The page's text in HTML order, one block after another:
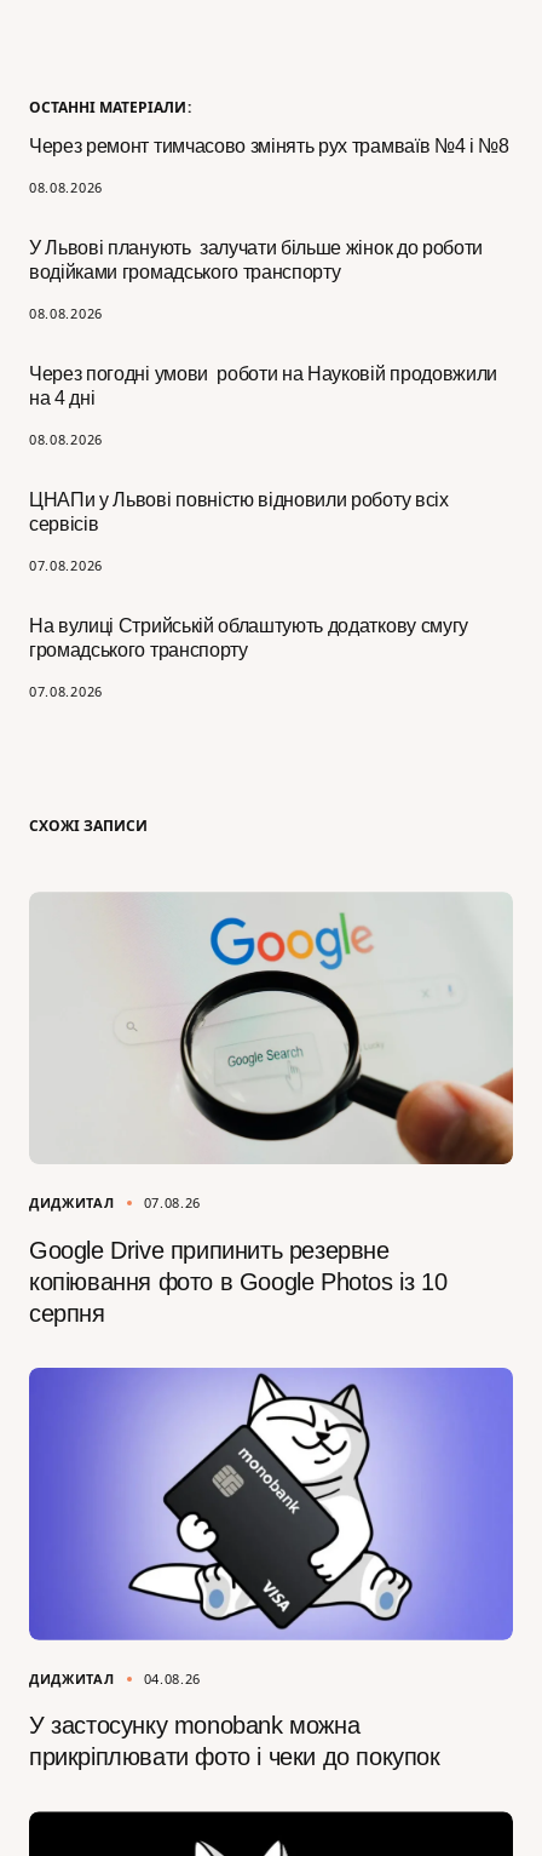
ОСТАННІ МАТЕРІАЛИ:
Через ремонт тимчасово змінять рух трамваїв №4 і №8
08.08.2026
У Львові планують залучати більше жінок до роботи
водійками громадського транспорту
08.08.2026
Через погодні умови роботи на Науковій продовжили
на 4 дні
08.08.2026
ЦНАПи у Львові повністю відновили роботу всіх
сервісів
07.08.2026
На вулиці Стрийській облаштують додаткову смугу
громадського транспорту
07.08.2026
СХОЖІ ЗАПИСИ
ДИДЖИТАЛ 07.08.26
Google Drive припинить резервне
копіювання фото в Google Photos із 10
серпня
ДИДЖИТАЛ 04.08.26
У застосунку monobank можна
прикріплювати фото і чеки до покупок